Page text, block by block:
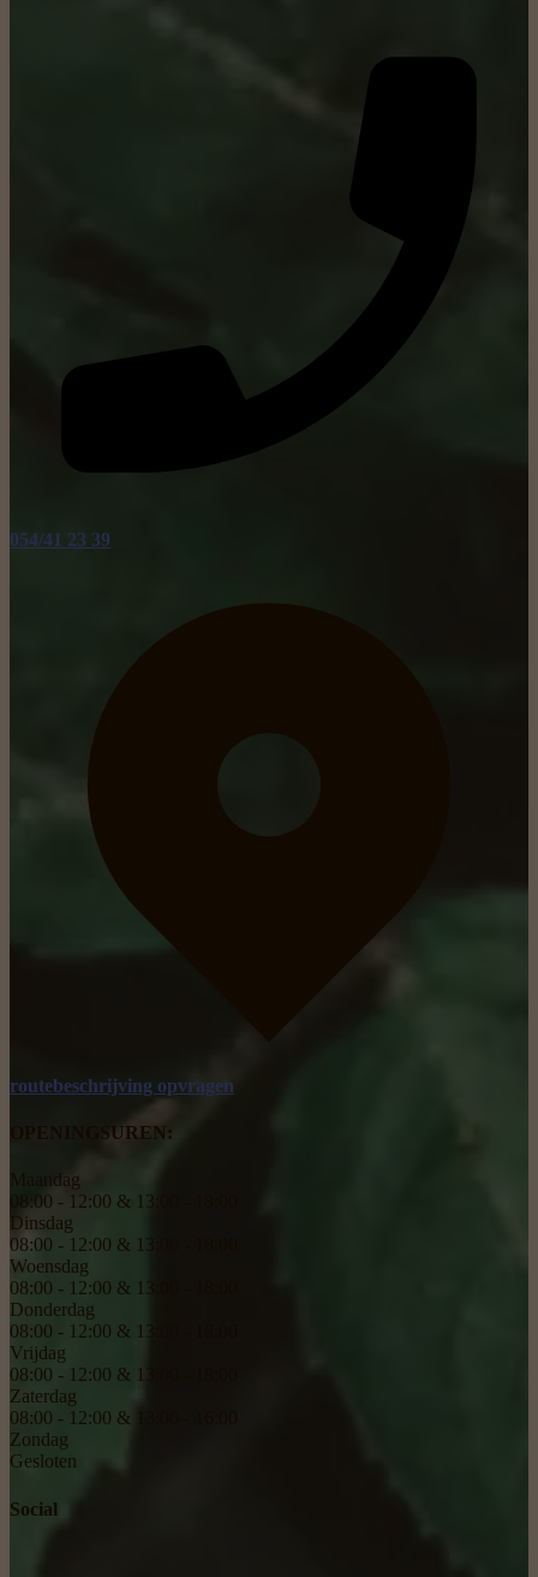
054/41 23 39
routebeschrijving opvragen
OPENINGSUREN:
Maandag
08:00 - 12:00 & 13:00 - 18:00
Dinsdag
08:00 - 12:00 & 13:00 - 18:00
Woensdag
08:00 - 12:00 & 13:00 - 18:00
Donderdag
08:00 - 12:00 & 13:00 - 18:00
Vrijdag
08:00 - 12:00 & 13:00 - 18:00
Zaterdag
08:00 - 12:00 & 13:00 - 16:00
Zondag
Gesloten
Social